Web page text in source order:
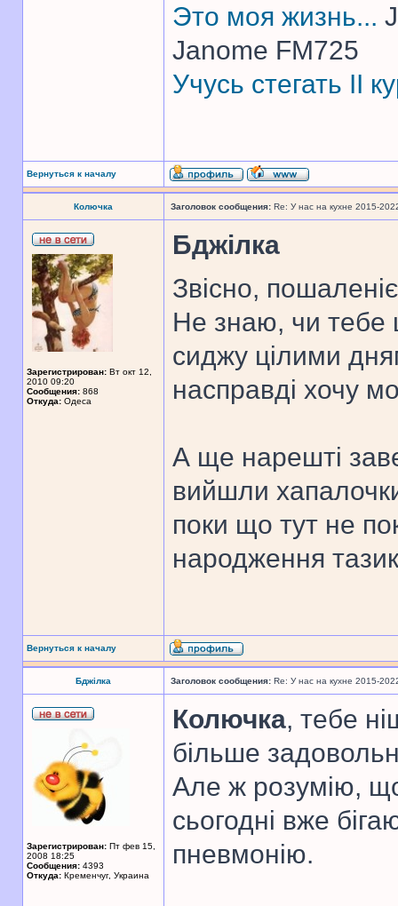
Это моя жизнь...
Janome FM725
Учусь стегать II
Вернуться к началу
Колючка Заголовок сообщения: Re: У нас на кухне 2015-
Зарегистрирован: Вт окт 12,
2010 09:20
Сообщения: 868
Откуда: Одеса
Бджілка
Звісно,
Не знаю, чи тебе
сиджу цілими
насправді хочу
А ще нарешті
вийшли
поки що тут не
народження
Вернуться к началу
Бджілка Заголовок сообщения: Re: У нас на кухне 2015-
Зарегистрирован: Пт фев 15,
2008 18:25
Сообщения: 4393
Откуда: Кременчуг, Украина
Колючка, тебе
більше
Але ж розумію,
сьогодні вже
пневмонію.